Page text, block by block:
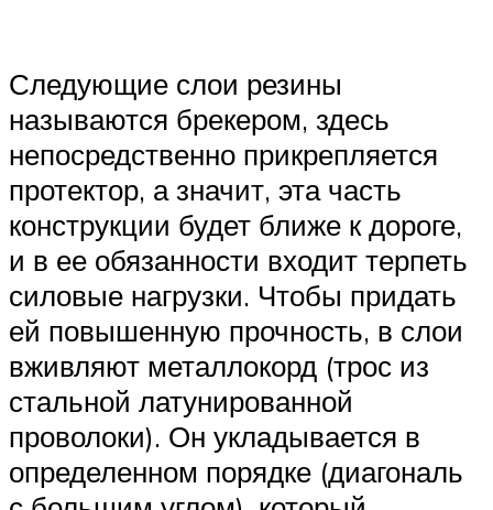
Следующие слои резины
называются брекером, здесь
непосредственно прикрепляется
протектор, а значит, эта часть
конструкции будет ближе к дороге,
и в ее обязанности входит терпеть
силовые нагрузки. Чтобы придать
ей повышенную прочность, в слои
вживляют металлокорд (трос из
стальной латунированной
проволоки). Он укладывается в
определенном порядке (диагональ